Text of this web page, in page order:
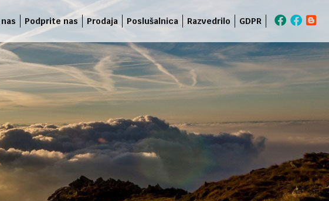
Podprite nas Prodaja Poslušalnica Razvedrilo GDPR